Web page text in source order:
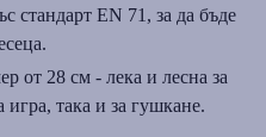
стандарт EN 71, за да бъде
от 28 см - лека и лесна за
така и за гушкане.